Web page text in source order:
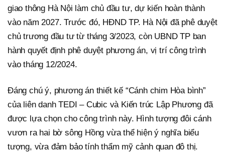
giao thông Hà Nội làm chủ đầu tư, dự kiến hoàn thành
vào năm 2027. Trước đó, HĐND TP. Hà Nội đã phê duyệt
chủ trương đầu tư từ tháng 3/2023, còn UBND TP ban
hành quyết định phê duyệt phương án, vị trí công trình
vào tháng 12/2024.
Đáng chú ý, phương án thiết kế “Cánh chim Hòa bình”
của liên danh TEDI – Cubic và Kiến trúc Lập Phương đã
được lựa chọn cho công trình này. Hình tượng đôi cánh
vươn ra hai bờ sông Hồng vừa thể hiện ý nghĩa biểu
tượng, vừa đảm bảo tính thẩm mỹ cảnh quan đô thị.